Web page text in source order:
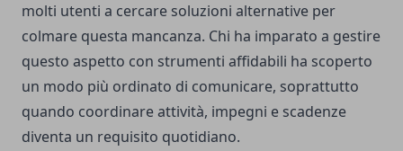
molti utenti a cercare soluzioni alternative per
colmare questa mancanza. Chi ha imparato a gestire
questo aspetto con strumenti affidabili ha scoperto
un modo più ordinato di comunicare, soprattutto
quando coordinare attività, impegni e scadenze
diventa un requisito quotidiano.